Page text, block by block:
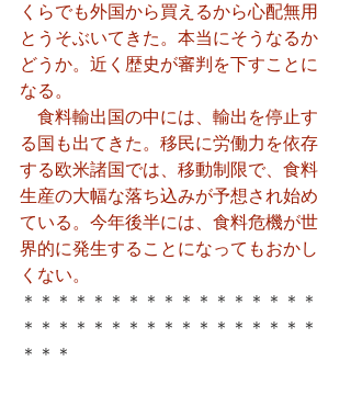
くらでも外国から買えるから心配無用
とうそぶいてきた。本当にそうなるか
どうか。近く歴史が審判を下すことに
なる。
食料輸出国の中には、輸出を停止す
る国も出てきた。移民に労働力を依存
する欧米諸国では、移動制限で、食料
生産の大幅な落ち込みが予想され始め
ている。今年後半には、食料危機が世
界的に発生することになってもおかし
くない。
＊＊＊＊＊＊＊＊＊＊＊＊＊＊＊＊＊
＊＊＊＊＊＊＊＊＊＊＊＊＊＊＊＊＊
＊＊＊